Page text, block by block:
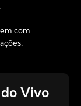
com
Vivo